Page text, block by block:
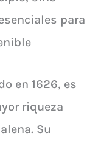
para
en 1626, es
riqueza
Su